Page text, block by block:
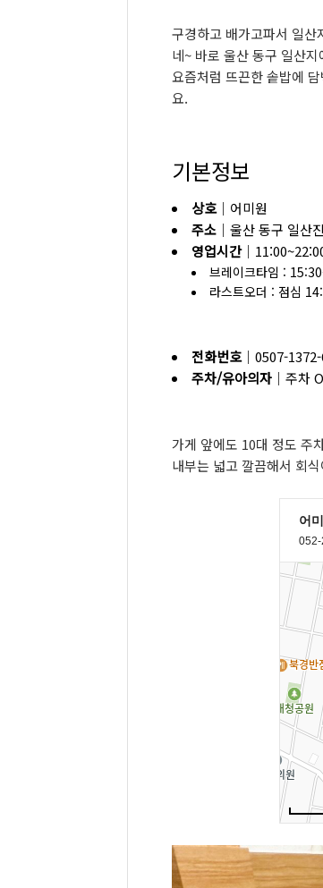
구경하고 배가고파서 일산
네~ 바로 울산 동구 일산지
요즘처럼 뜨끈한 솥밥에
요.
기본정보
상호｜어미원
주소 ｜울산 동구 일산
영업시간｜
브레이크타임 :
라스트오더 : 점심
전화번호｜0507-
주차/유아의자 ｜주차
가게 앞에도 10대 정도 주
내부는 넓고 깔끔해서 회